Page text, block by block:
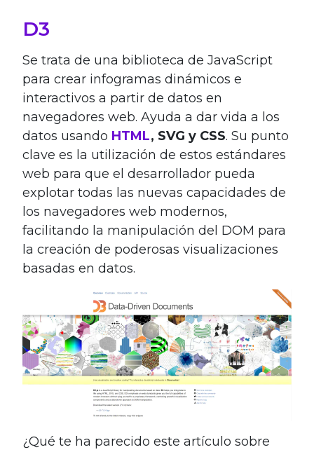
D3
Se trata de una biblioteca de JavaScript
para crear infogramas dinámicos e
interactivos a partir de datos en
navegadores web. Ayuda a dar vida a los
datos usando HTML, SVG y CSS. Su punto
clave es la utilización de estos estándares
web para que el desarrollador pueda
explotar todas las nuevas capacidades de
los navegadores web modernos,
facilitando la manipulación del DOM para
la creación de poderosas visualizaciones
basadas en datos.
¿Qué te ha parecido este artículo sobre